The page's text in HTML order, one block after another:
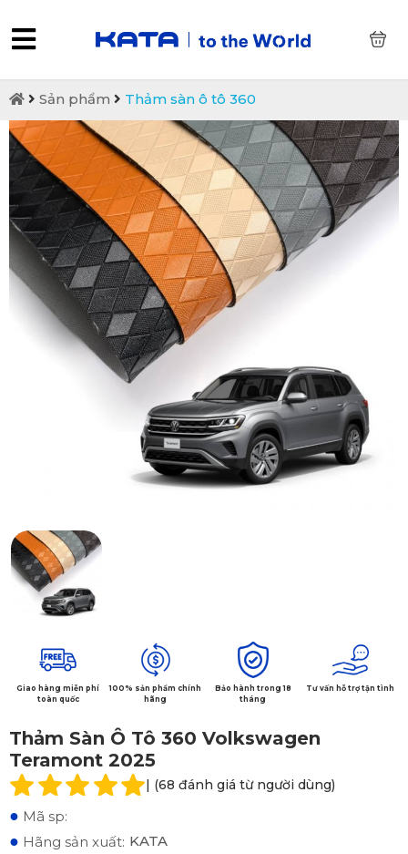
Sản phẩm Thảm sàn ô tô 360
Giao hàng miễn phí
toàn quốc
100% sản phẩm chính
hãng
Bảo hành trong 18
tháng
Tư vấn hỗ trợ tận tình
Thảm Sàn Ô Tô 360 Volkswagen
Teramont 2025
| (68 đánh giá từ người dùng)
● Mã sp:
● Hãng sản xuất: KATA